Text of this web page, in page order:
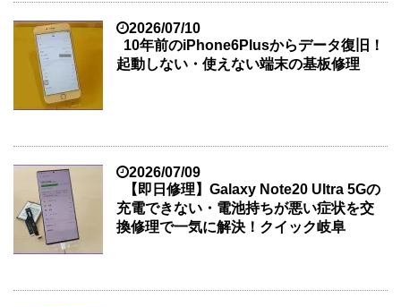
2026/07/10
10年前のiPhone6Plusからデータ復旧！
起動しない・使えない端末の基板修理
2026/07/09
【即日修理】Galaxy Note20 Ultra 5Gの
充電できない・電池持ちが悪い症状を交
換修理で一気に解決！クイック岐阜